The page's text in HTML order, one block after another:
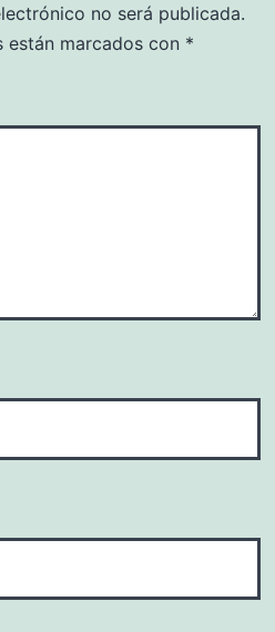
no será publicada.
marcados con *